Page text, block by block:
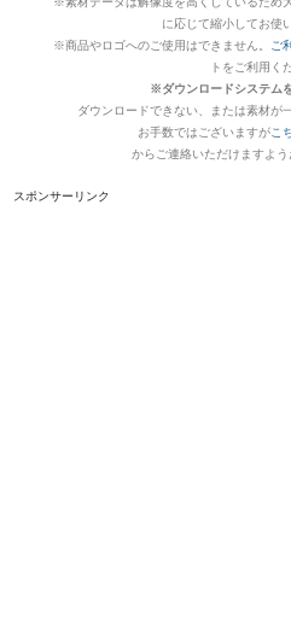
に応じて縮小してお使
※商品やロゴへのご使用はできません。
ご
トをご利用く
※ダウンロードシステム
ダウンロードできない、または素材が
お手数ではございますがこ
からご連絡いただけますよう
スポンサーリンク